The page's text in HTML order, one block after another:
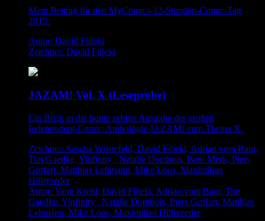
Mein Beitrag für den MyComics-12-Stunden-Comic-Tag
2015.
Autor: David Füleki
Zeichner: David Füleki
JAZAM! Vol. X (Leseprobe)
Ein Blick in die bunte zehnte Ausgabe der großen
Independent-Comic-Anthologie JAZAM! zum Thema X.
Zeichner: Sascha Wüstefeld, David Füleki, Adrian vom Baur,
Tim Gaedke, Yinfinity , Natalie Dombois, Beni Merk, Piers
Goffart, Matthias Lehmann, Mike Loos, Maximilian
Hillerzeder
Autor: Yann Krehl, David Füleki, Adrian vom Baur, Tim
Gaedke, Yinfinity , Natalie Dombois, Piers Goffart, Matthias
Lehmann, Mike Loos, Maximilian Hillerzeder